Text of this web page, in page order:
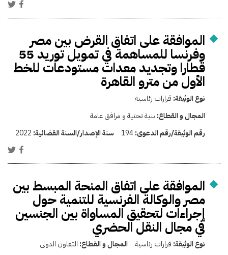
الموافقة على اتفاق القرض بين مصر
وفرنسا للمساهمة في تمويل توريد 55
قطارا وتجديد معدات مستودعات للخط
الأول من مترو القاهرة
نوع الوثيقة: قرارات رئاسية
المجال و القطاع: بنية تحتية و مرافق عامة
رقم الوثيقة/رقم الدعوى:194 سنة الإصدار/السنة القضائية: 2022
الموافقة على اتفاق المنحة المبسط بين
مصر والوكالة الفرنسية للتنمية حول
إجراءات لتحقيق المساواة بين الجنسين
في مجال النقل الحضري
نوع الوثيقة: قرارات رئاسية المجال و القطاع: التعاون الدولي